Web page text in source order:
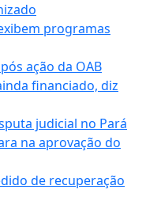
programas
ação da OAB
financiado, diz
judicial no Pará
na aprovação do
de recuperação